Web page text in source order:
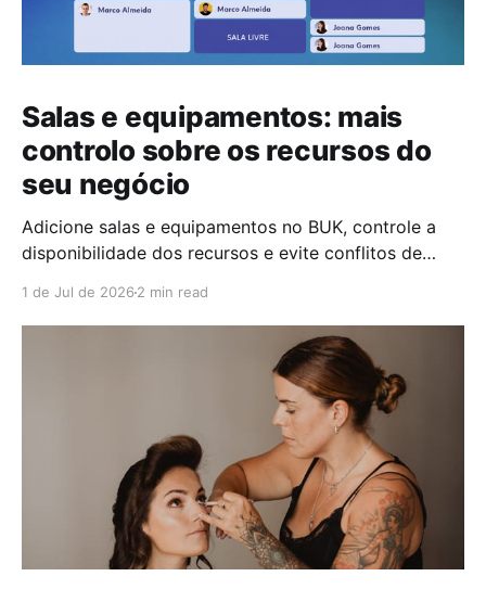
Salas e equipamentos: mais
controlo sobre os recursos do
seu negócio
Adicione salas e equipamentos no BUK, controle a
disponibilidade dos recursos e evite conflitos de
1 de Jul de 2026 2 min read